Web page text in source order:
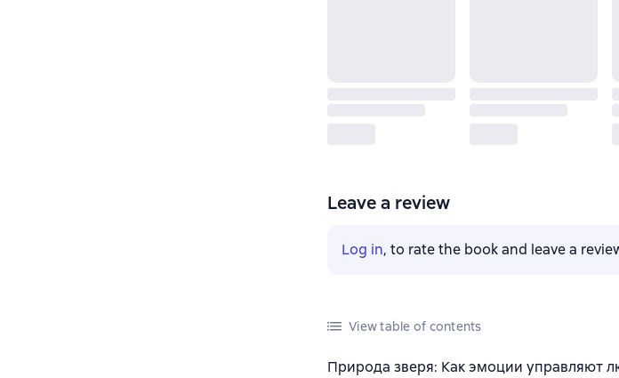
Leave a review
Log in, to rate the book and leave a
View table of contents
Природа зверя: Как эмоции управляют